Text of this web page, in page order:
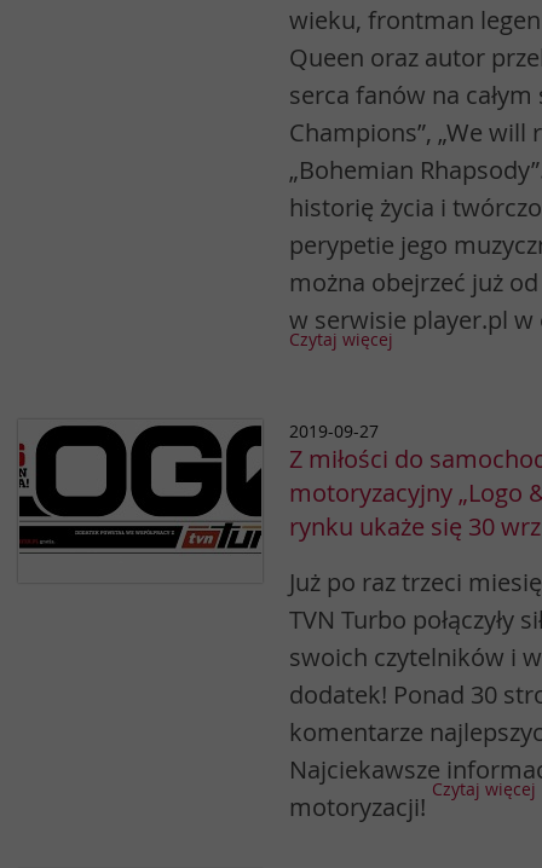
wieku, frontman
Queen oraz autor
serca fanów na
Champions”, „We will
„Bohemian
historię życia i
perypetie jego
można obejrzeć już
w serwisie player.pl w
Czytaj więcej
2019-09-27
Z miłości do
motoryzacyjny „Logo
rynku ukaże się 30
Już po raz trzeci
TVN Turbo połączyły
swoich czytelników i
dodatek! Ponad 30
komentarze
Najciekawsze
motoryzacji!
Czytaj więcej